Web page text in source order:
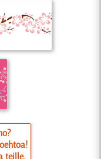
teille.